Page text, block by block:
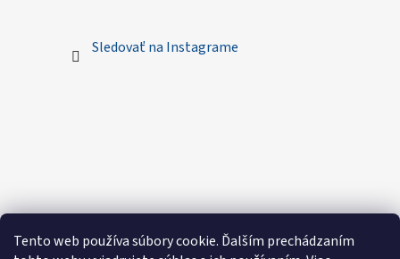
Tento web používa súbory cookie. Ďalším prechádzaním
Sledovať na Instagrame